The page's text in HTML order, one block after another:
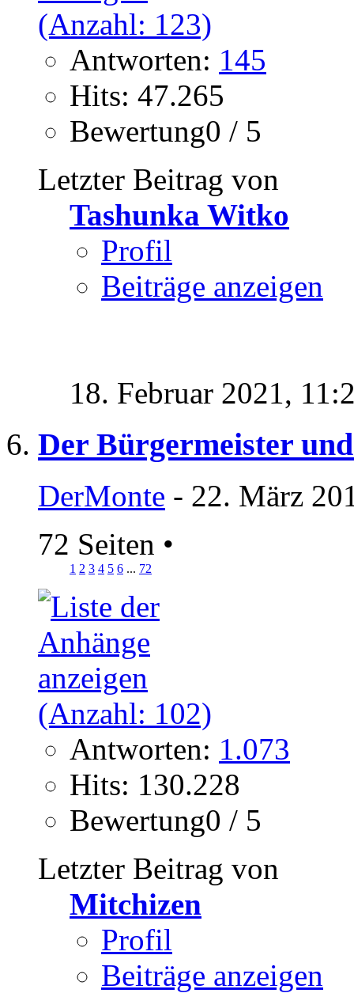
Antworten: 145
Hits: 47.265
Bewertung0 / 5
Letzter Beitrag von
Tashunka Witko
Profil
Beiträge anzeigen
18. Februar 2021,
Der Bürgermeister
DerMonte - 22. März
72 Seiten •
1 2 3 4 5 6 ... 72
Antworten: 1.073
Hits: 130.228
Bewertung0 / 5
Letzter Beitrag von
Mitchizen
Profil
Beiträge anzeigen